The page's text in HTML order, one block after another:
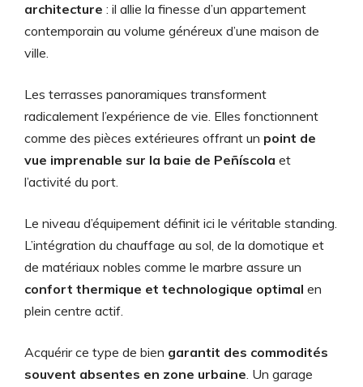
architecture : il allie la finesse d’un appartement
contemporain au volume généreux d’une maison de
ville.
Les terrasses panoramiques transforment
radicalement l’expérience de vie. Elles fonctionnent
comme des pièces extérieures offrant un point de
vue imprenable sur la baie de Peñíscola et
l’activité du port.
Le niveau d’équipement définit ici le véritable standing.
L’intégration du chauffage au sol, de la domotique et
de matériaux nobles comme le marbre assure un
confort thermique et technologique optimal en
plein centre actif.
Acquérir ce type de bien garantit des commodités
souvent absentes en zone urbaine. Un garage